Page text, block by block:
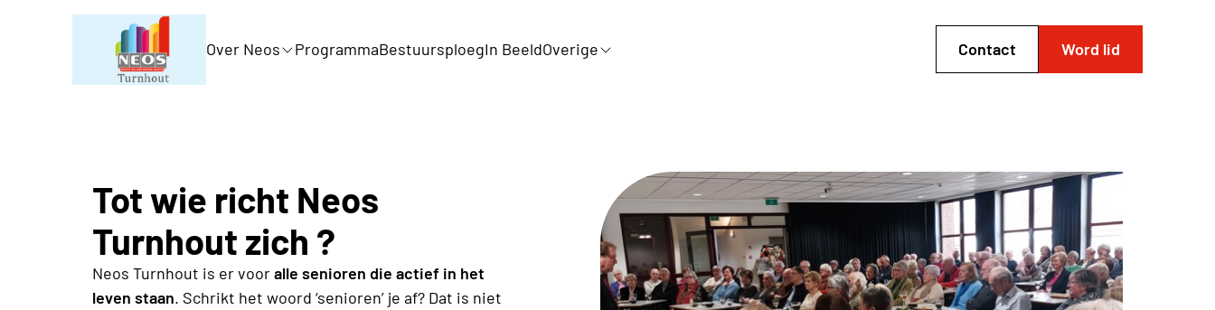
Over Neos ProgrammaBestuursploegIn BeeldOverige Contact Word lid
Tot wie richt Neos
Turnhout zich ?
Neos Turnhout is er vooralle senioren die actief in het
leven staan. Schrikt het woord ‘senioren’ je af? Dat is niet